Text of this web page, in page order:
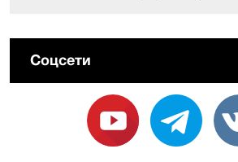
Соцсети